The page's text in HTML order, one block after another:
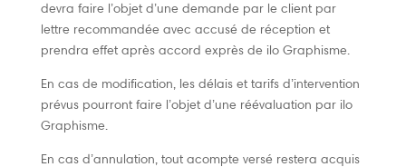
devra faire l’objet d’une demande par le client par
lettre recommandée avec accusé de réception et
prendra effet après accord exprès de ilo Graphisme.
En cas de modification, les délais et tarifs d’intervention
prévus pourront faire l’objet d’une réévaluation par ilo
Graphisme.
En cas d’annulation, tout acompte versé restera acquis